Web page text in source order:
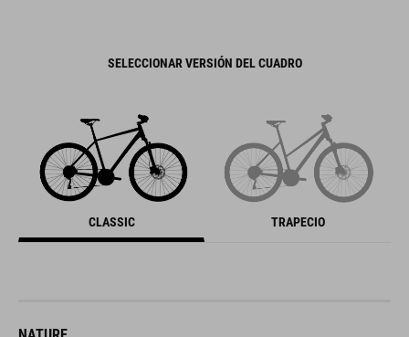
SELECCIONAR VERSIÓN DEL CUADRO
CLASSIC TRAPECIO